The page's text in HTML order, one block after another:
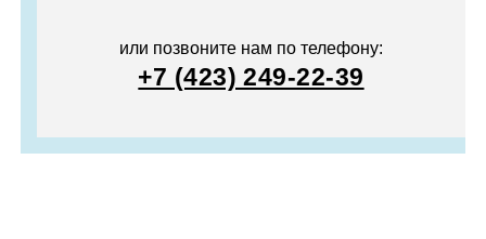
или позвоните нам по телефону:
+7 (423) 249-22-39